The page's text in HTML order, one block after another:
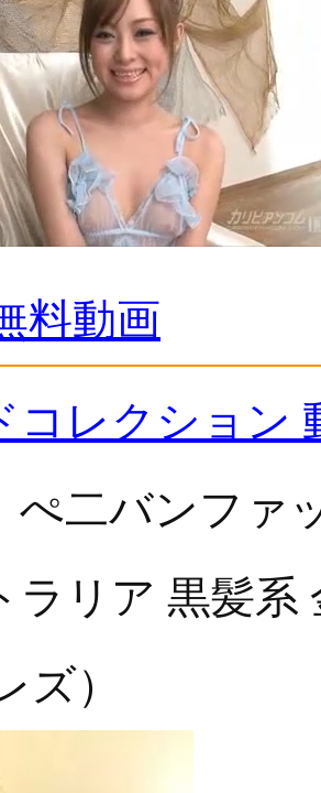
料動画
コレクション
二バンファ
ラリア 黒髪系
ズ）